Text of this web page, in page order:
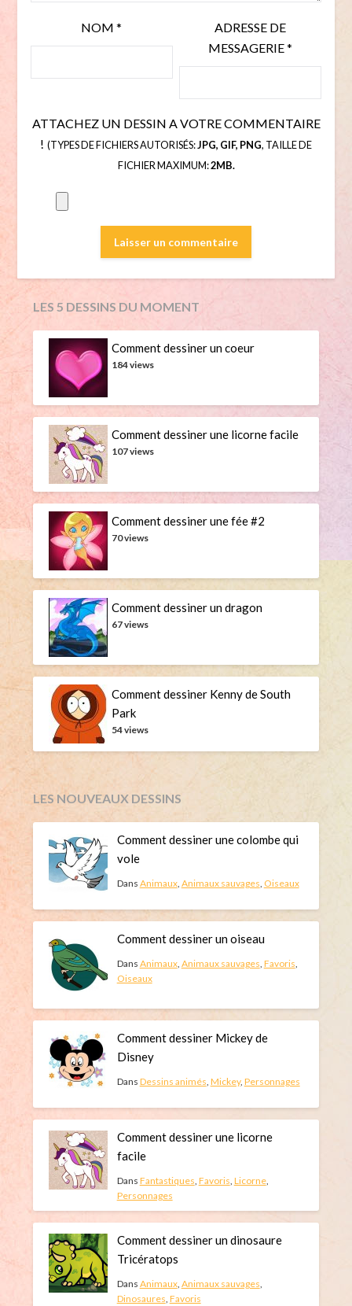
NOM*
ADRESSE DE
MESSAGERIE*
ATTACHEZ UN DESSIN A VOTRE COMMENTAIRE
! (TYPES DE FICHIERS AUTORISÉS:JPG, GIF, PNG, TAILLE DE
FICHIER MAXIMUM:2MB.
LES 5 DESSINS DU MOMENT
Comment dessiner un coeur
184 views
Comment dessiner une licorne facile
107 views
Comment dessiner une fée #2
70 views
Comment dessiner un dragon
67 views
Comment dessiner Kenny de South
Park
54 views
LES NOUVEAUX DESSINS
Comment dessiner une colombe qui
vole
Dans Animaux, Animaux sauvages, Oiseaux
Comment dessiner un oiseau
Dans Animaux, Animaux sauvages, Favoris,
Oiseaux
Comment dessiner Mickey de
Disney
Dans Dessins animés Mickey, Personnages
Comment dessiner une licorne
facile
Dans Fantastiques Favoris Licorne,
Personnages
Comment dessiner un dinosaure
Tricératops
Dans Animaux, Animaux sauvages
Dinosaures Favoris